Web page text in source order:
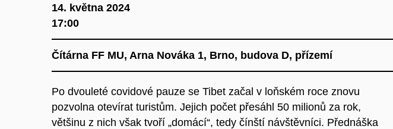
14. května 2024
17:00
Čítárna FF MU, Arna Nováka 1, Brno, budova D, přízemí
Po dvouleté covidové pauze se Tibet začal v loňském roce znovu
pozvolna otevírat turistům. Jejich počet přesáhl 50 milionů za rok,
většinu z nich však tvoří „domácí“, tedy čínští návštěvníci. Přednáška